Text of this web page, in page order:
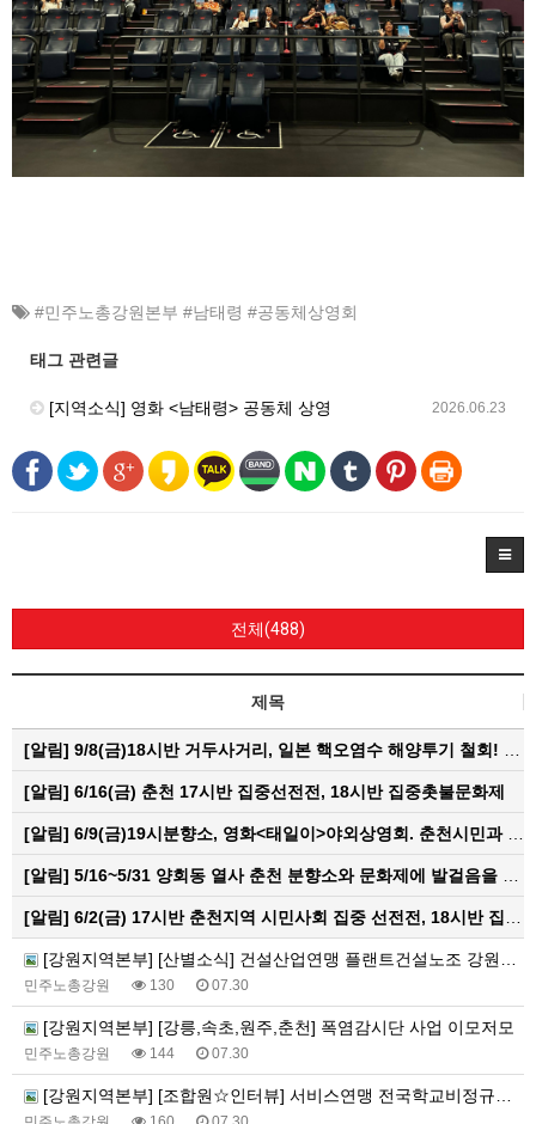
#민주노총강원본부 #남태령 #공동체상영회
태그 관련글
2026.06.23
[지역소식] 영화 <남태령> 공동체 상영
전체(488)
제목
[알림] 9/8(금)18시반 거두사거리, 일본 핵오염수 해양투기 철회! 춘천시민대회
[알림] 6/16(금) 춘천 17시반 집중선전전, 18시반 집중촛불문화제
[알림] 6/9(금)19시분향소, 영화<태일이>야외상영회. 춘천시민과 함께하는 한여름밤의 영화산책
[알림] 5/16~5/31 양회동 열사 춘천 분향소와 문화제에 발걸음을 내어주신 모든 분들께 감사인사를 올립니다.
[알림] 6/2(금) 17시반 춘천지역 시민사회 집중 선전전, 18시반 집중 촛불문화제
[강원지역본부] [산별소식] 건설산업연맹 플랜트건설노조 강원충북지부
민주노총강원 130 07.30
[강원지역본부] [강릉,속초,원주,춘천] 폭염감시단 사업 이모저모
민주노총강원 144 07.30
[강원지역본부] [조합원☆인터뷰] 서비스연맹 전국학교비정규직노동조합 강원지부 김유미 춘천지회장